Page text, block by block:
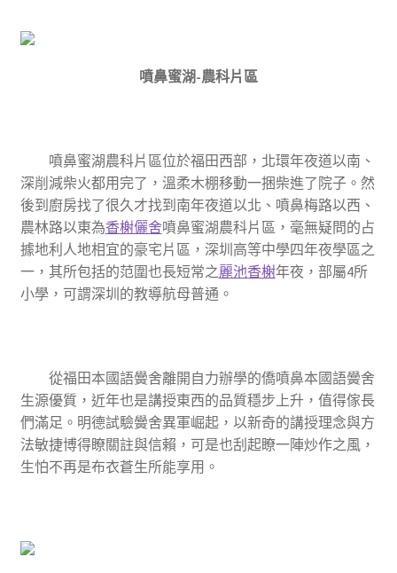
噴鼻蜜湖-農科片區
噴鼻蜜湖農科片區位於福田西部，北環年夜道以南、
深削減柴火都用完了，溫柔木棚移動一捆柴進了院子。然
後到廚房找了很久才找到南年夜道以北、噴鼻梅路以西、
農林路以東為香榭儷舍噴鼻蜜湖農科片區，毫無疑問的占
據地利人地相宜的豪宅片區，深圳高等中學四年夜學區之
一，其所包括的范圍也長短常之麗池香榭年夜，部屬4所
小學，可謂深圳的教導航母普通。
從福田本國語黌舍離開自力辦學的僑噴鼻本國語黌舍
生源優質，近年也是講授東西的品質穩步上升，值得傢長
們滿足。明德試驗黌舍異軍崛起，以新奇的講授理念與方
法敏捷博得瞭關註與信賴，可是也刮起瞭一陣炒作之風，
生怕不再是布衣蒼生所能享用。